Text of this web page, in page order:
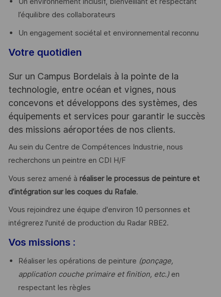
l’équilibre des collaborateurs
Un engagement sociétal et environnemental reconnu
Votre quotidien
Sur un Campus Bordelais à la pointe de la
technologie, entre océan et vignes, nous
concevons et développons des systèmes, des
équipements et services pour garantir le succès
des missions aéroportées de nos clients.
Au sein du Centre de Compétences Industrie, nous
recherchons un peintre en CDI H/F
Vous serez amené à réaliser le processus de peinture et
d’intégration sur les coques du Rafale.
Vous rejoindrez une équipe d'environ 10 personnes et
intégrerez l'unité de production du Radar RBE2.
Vos missions :
Réaliser les opérations de peinture (ponçage,
application couche primaire et finition, etc.) en
respectant les règles